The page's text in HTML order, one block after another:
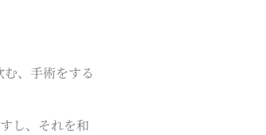
、手術をする
し、それを和